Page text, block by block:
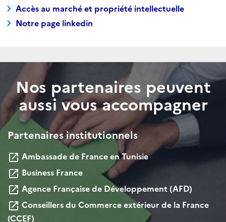
Accès au marché et propriété intellectuelle
Notre page linkedin
Nos partenaires peuvent
aussi vous accompagner
Partenaires institutionnels
launch Ambassade de France en Tunisie
launch Business France
launch Agence Française de Développement (AFD)
launch Conseillers du Commerce extérieur de la France
(CCEF)